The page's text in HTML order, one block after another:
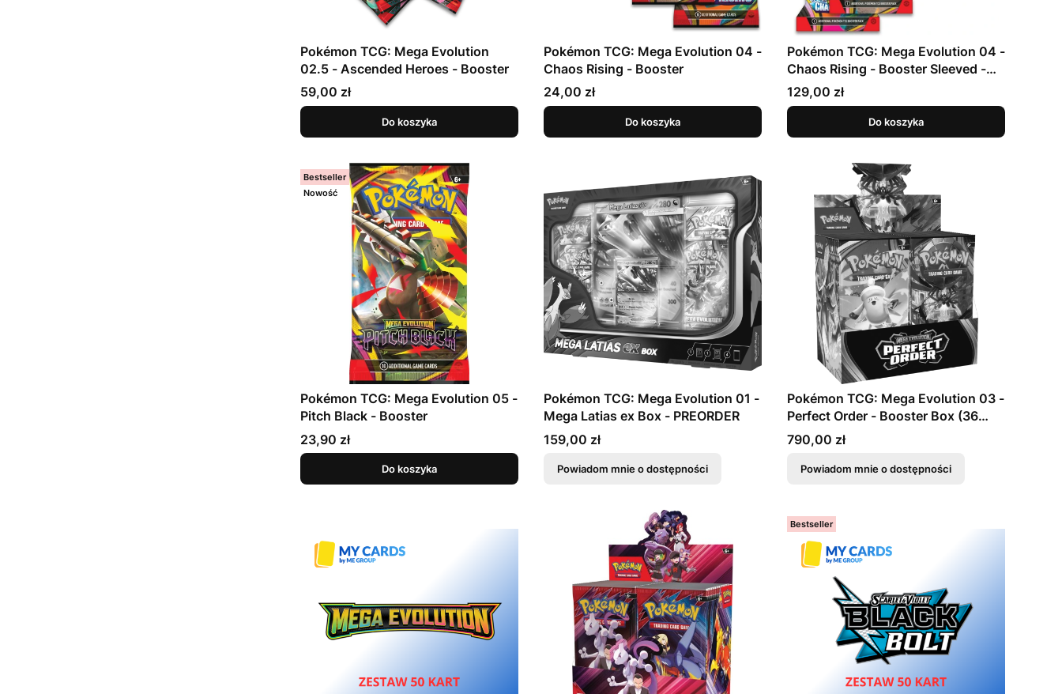
Pokémon TCG: Mega Evolution
02.5 - Ascended Heroes - Booster
Cena
59,00 zł
Do koszyka
Pokémon TCG: Mega Evolution 04 -
Chaos Rising - Booster
Cena
24,00 zł
Do koszyka
Pokémon TCG: Mega Evolution 04 -
Chaos Rising - Booster Sleeved -
ART SET
Cena
129,00 zł
Do koszyka
Bestseller
Nowość
Pokémon TCG: Mega Evolution 05 -
Pitch Black - Booster
Cena
23,90 zł
Do koszyka
Pokémon TCG: Mega Evolution 01 -
Mega Latias ex Box - PREORDER
Cena
159,00 zł
Powiadom mnie o dostępności
Pokémon TCG: Mega Evolution 03 -
Perfect Order - Booster Box (36
booster)
Cena
790,00 zł
Powiadom mnie o dostępności
Bestseller